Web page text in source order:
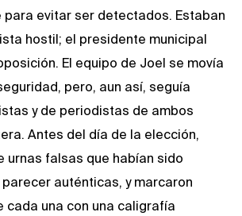
para evitar ser detectados. Estaban
hostil; el presidente municipal
El equipo de Joel se movía
pero, aun así, seguía
y de periodistas de ambos
Antes del día de la elección,
urnas falsas que habían sido
auténticas, y marcaron
cada una con una caligrafía